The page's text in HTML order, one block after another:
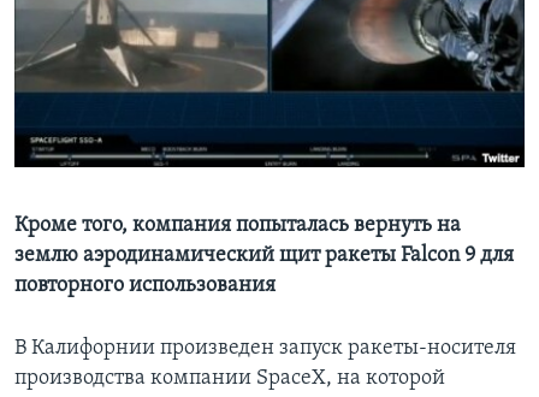
Learning English
Языки
Кроме того, компания попыталась вернуть на
землю аэродинамический щит ракеты Falcon 9 для
повторного использования
В Калифорнии произведен запуск ракеты-носителя
производства компании SpaceX, на которой